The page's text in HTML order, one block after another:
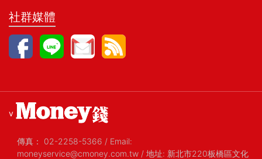
社群媒體
v
傳真： 02-2258-5366 / Email:
moneyservice@cmoney.com.tw / 地址: 新北市220板橋區文化